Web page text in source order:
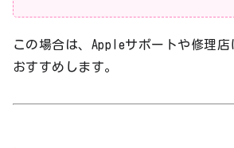
この場合は、Appleサポートや修理店
おすすめします。